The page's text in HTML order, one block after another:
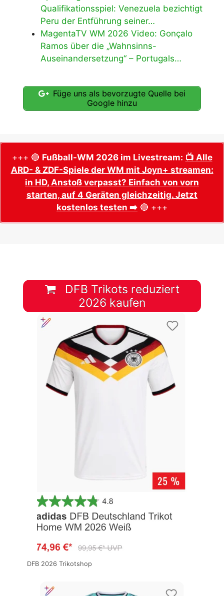
Qualifikationsspiel: Venezuela bezichtigt
Peru der Entführung seiner…
MagentaTV WM 2026 Video: Gonçalo
Ramos über die „Wahnsinns-
Auseinandersetzung“ – Portugals…
Füge uns als bevorzugte Quelle bei
Google hinzu
+++ 🔴 Fußball-WM 2026 im Livestream: 📺 Alle
ARD- & ZDF-Spiele der WM mit Joyn+ streamen:
in HD, Anstoß verpasst? Einfach von vorn
starten, auf 4 Geräten gleichzeitig. Jetzt
kostenlos testen ➡️ 🔴 +++
DFB Trikots reduziert
2026 kaufen
DFB 2026 Trikotshop